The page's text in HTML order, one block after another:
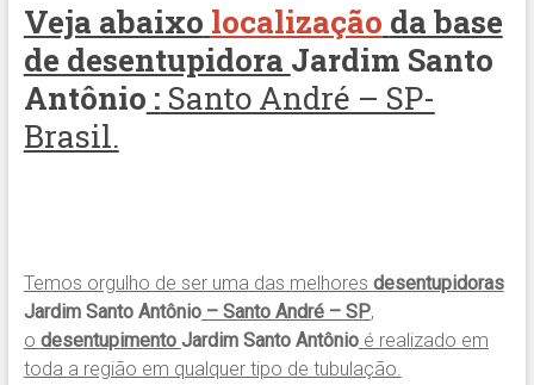
Veja abaixo localização da base
de desentupidora Jardim Santo
Antônio : Santo André – SP-
Brasil.
Temos orgulho de ser uma das melhores desentupidoras
Jardim Santo Antônio– Santo André – SP,
o desentupimento Jardim Santo Antônio é realizado em
toda a região em qualquer tipo de tubulação.